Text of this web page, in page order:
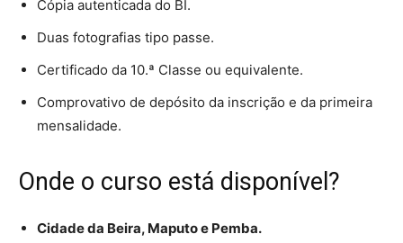
Cópia autenticada do BI.
Duas fotografias tipo passe.
Certificado da 10.ª Classe ou equivalente.
Comprovativo de depósito da inscrição e da primeira
mensalidade.
Onde o curso está disponível?
Cidade da Beira, Maputo e Pemba.